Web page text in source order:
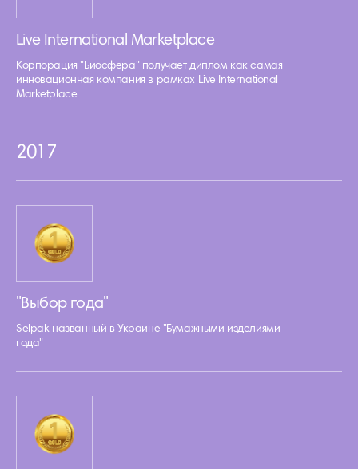
Live International Marketplace
Корпорация "Биосфера" получает диплом как самая
инновационная компания в рамках Live International
Marketplace
2017
"Выбор года"
Selpak названный в Украине "Бумажными изделиями
года"